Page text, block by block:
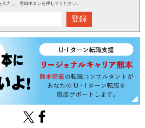
力し、登録ボタンを押してください。
登録